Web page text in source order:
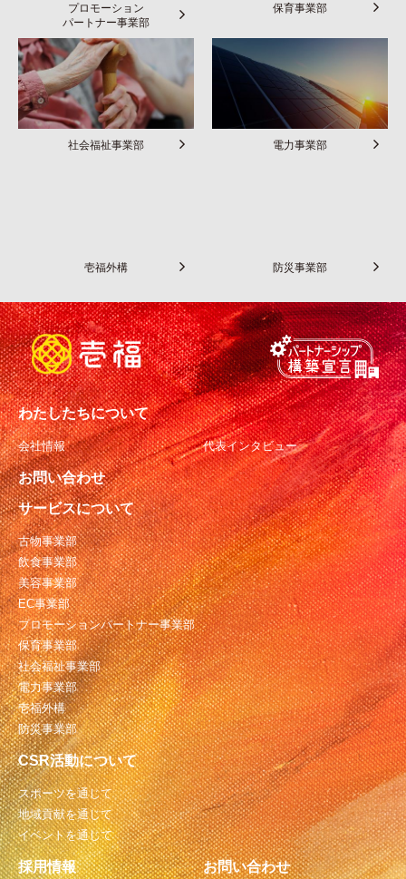
プロモーション
パートナー事業部
保育事業部
社会福祉事業部 電力事業部
壱福外構 防災事業部
わたしたちについて
会社情報 代表インタビュー
お問い合わせ
サービスについて
古物事業部
飲食事業部
美容事業部
EC事業部
プロモーションパートナー事業部
保育事業部
社会福祉事業部
電力事業部
壱福外構
防災事業部
CSR活動について
スポーツを通じて
地域貢献を通じて
イベントを通じて
採用情報 お問い合わせ